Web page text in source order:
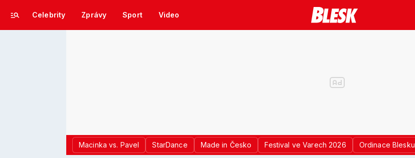
Celebrity Zprávy Sport Video
Macinka vs. Pavel StarDance Made in Česko Festival ve Varech 2026 Ordinace Blesku